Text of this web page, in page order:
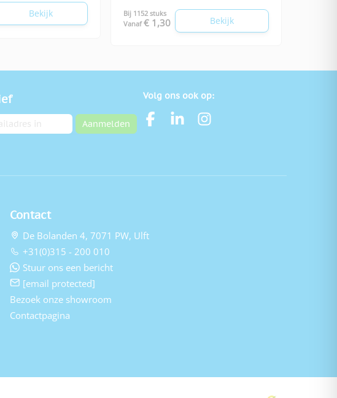
Bekijk
Bij 1152 stuks
Vanaf € 1,30 Bekijk
Aanmelden
Volg ons ook op:
Contact
De Bolanden 4, 7071 PW, Ulft
+31(0)315 - 200 010
Stuur ons een bericht
[email protected]
Bezoek onze showroom
Contactpagina